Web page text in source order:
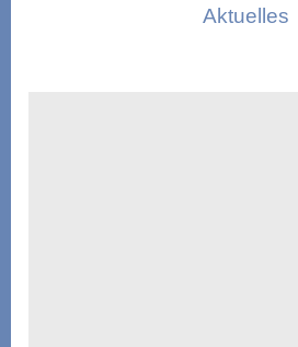
Aktuelles